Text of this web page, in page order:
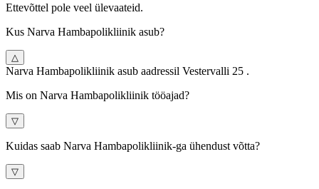
Ettevõttel pole veel ülevaateid.
Kus Narva Hambapolikliinik asub?
△
Narva Hambapolikliinik asub aadressil Vestervalli 25 .
Mis on Narva Hambapolikliinik tööajad?
▽
Kuidas saab Narva Hambapolikliinik-ga ühendust võtta?
▽